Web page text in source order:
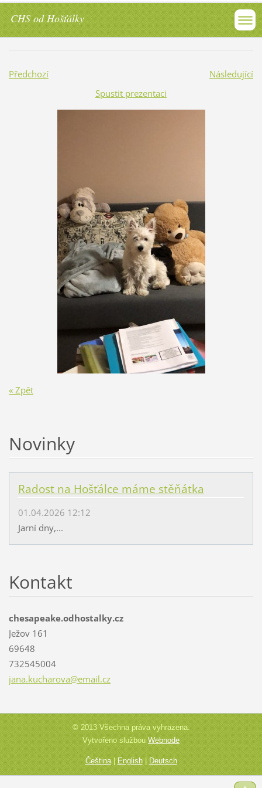
CHS od Hošťálky
Předchozí
Následující
Spustit prezentaci
« Zpět
Novinky
Radost na Hošťálce máme stěňátka
01.04.2026 12:12
Jarní dny,...
Kontakt
chesapeake.odhostalky.cz
Ježov 161
69648
732545004
jana.kucharova@email.cz
© 2013 Všechna práva vyhrazena.
Vytvořeno službouWebnode
Čeština|English|Deutsch